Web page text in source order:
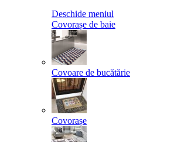
Deschide meniul
Covorașe de baie
Covoare de bucătărie
Covorașe